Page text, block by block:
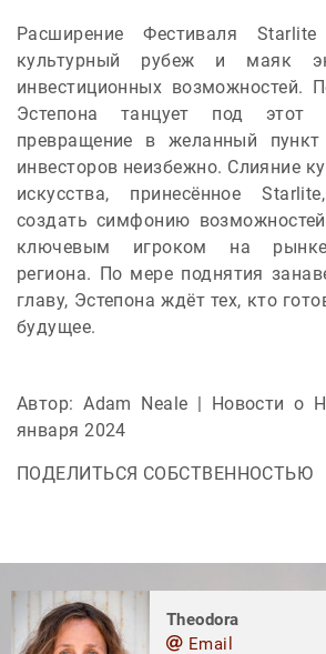
Расширение Фестиваля
культурный рубеж и маяк
инвестиционных возможностей.
Эстепона танцует под
превращение в желанный
инвесторов неизбежно. Слияние
искусства, принесённое
создать симфонию
ключевым игроком на рынке
региона. По мере поднятия
главу, Эстепона ждёт тех, кто
будущее.
Автор: Adam Neale | Новости о
января 2024
ПОДЕЛИТЬСЯ СОБСТВЕННОСТЬЮ
Theodora
Email